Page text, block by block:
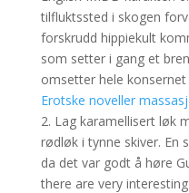
tilfluktssted i skogen
forskrudd hippiekult
som setter i gang et
omsetter hele
Erotske noveller
2. Lag karamellisert løk
rødløk i tynne skiver. En
da det var godt å høre
there are very